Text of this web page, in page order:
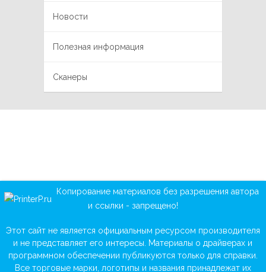
Новости
Полезная информация
Сканеры
Копирование материалов без разрешения автора
и ссылки - запрещено!
Этот сайт не является официальным ресурсом производителя
и не представляет его интересы. Материалы о драйверах и
программном обеспечении публикуются только для справки.
Все торговые марки, логотипы и названия принадлежат их